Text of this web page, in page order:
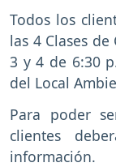
Todos los
las 4 Clases
3 y 4 de 6:30
del Local
Para poder
clientes
información.